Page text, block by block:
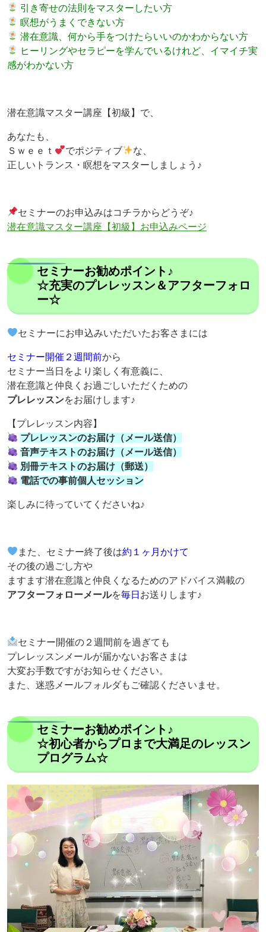
引き寄せの法則をマスターしたい方
瞑想がうまくできない方
潜在意識、何から手をつけたらいいのかわからない方
ヒーリングやセラピーを学んでいるけれど、イマイチ実
感がわかない方
潜在意識マスター講座【初級】で、
あなたも、
Ｓｗｅｅｔ
でポジティブ
な、
正しいトランス・瞑想をマスターしましょう♪
セミナーのお申込みはコチラからどうぞ♪
潜在意識マスター講座【初級】お申込みページ
セミナーお勧めポイント♪
☆充実のプレレッスン＆アフターフォロ
ー☆
セミナーにお申込みいただいたお客さまには
セミナー開催２週間前から
セミナー当日をより楽しく有意義に、
潜在意識と仲良くお過ごしいただくための
プレレッスンをお届けします♪
【プレレッスン内容】
プレレッスンのお届け（メール送信）
音声テキストのお届け（メール送信）
別冊テキストのお届け（郵送）
電話での事前個人セッション
楽しみに待っていてくださいね♪
また、セミナー終了後は約１ヶ月かけて
その後の過ごし方や
ますます潜在意識と仲良くなるためのアドバイス満載の
アフターフォローメールを毎日 お送りします♪
セミナー開催の２週間前を過ぎても
プレレッスンメールが届かないお客さまは
大変お手数ですがお知らせください。
また、迷惑メールフォルダもご確認くださいませ。
セミナーお勧めポイント♪
☆初心者からプロまで大満足のレッスン
プログラム☆